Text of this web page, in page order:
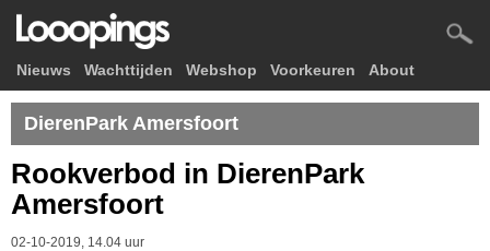
Nieuws Wachttijden Webshop Voorkeuren About
DierenPark Amersfoort
Rookverbod in DierenPark
Amersfoort
02-10-2019, 14.04 uur